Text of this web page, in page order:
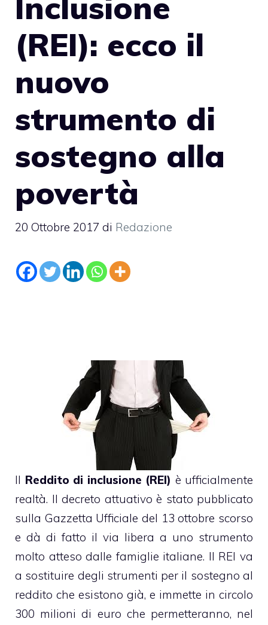
(REI): ecco il
nuovo
strumento di
sostegno alla
povertà
20 Ottobre 2017 di Redazione
Il Reddito di inclusione (REI) è ufficialmente
realtà. Il decreto attuativo è stato pubblicato
sulla Gazzetta Ufficiale del 13 ottobre scorso
e dà di fatto il via libera a uno strumento
molto atteso dalle famiglie italiane. Il REI va
a sostituire degli strumenti per il sostegno al
reddito che esistono già, e immette in circolo
300 milioni di euro che permetteranno, nel